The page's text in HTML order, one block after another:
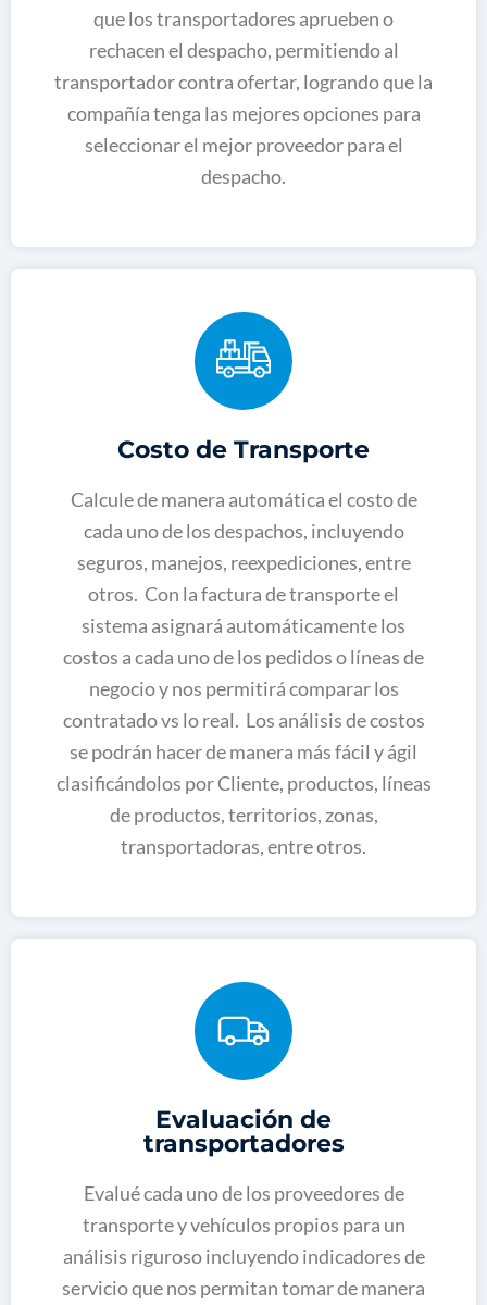
que los transportadores aprueben o
rechacen el despacho, permitiendo al
transportador contra ofertar, logrando que la
compañía tenga las mejores opciones para
seleccionar el mejor proveedor para el
despacho.
Costo de Transporte
Calcule de manera automática el costo de
cada uno de los despachos, incluyendo
seguros, manejos, reexpediciones, entre
otros. Con la factura de transporte el
sistema asignará automáticamente los
costos a cada uno de los pedidos o líneas de
negocio y nos permitirá comparar los
contratado vs lo real. Los análisis de costos
se podrán hacer de manera más fácil y ágil
clasificándolos por Cliente, productos, líneas
de productos, territorios, zonas,
transportadoras, entre otros.
Evaluación de
transportadores
Evalué cada uno de los proveedores de
transporte y vehículos propios para un
análisis riguroso incluyendo indicadores de
servicio que nos permitan tomar de manera